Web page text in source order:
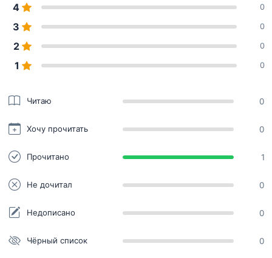
4 0
3 0
2 0
1 0
Читаю 0
Хочу прочитать 0
Прочитано 1
Не дочитал 0
Недописано 0
Чёрный список 0